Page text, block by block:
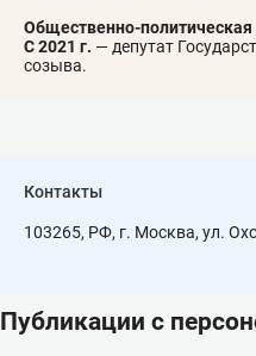
Общественно-политическая
С 2021 г. — депутат
созыва.
Контакты
103265, РФ, г. Москва, ул.
Публикации с